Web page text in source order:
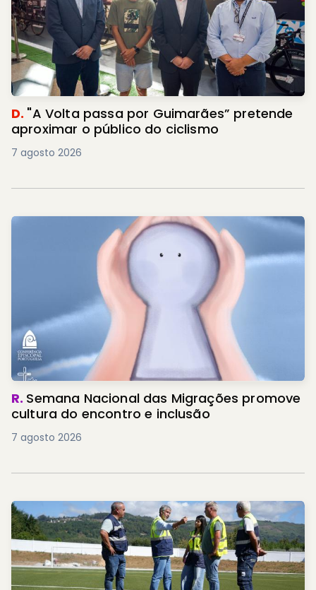
D. "A Volta passa por Guimarães” pretende
aproximar o público do ciclismo
7 agosto 2026
R. Semana Nacional das Migrações promove
cultura do encontro e inclusão
7 agosto 2026